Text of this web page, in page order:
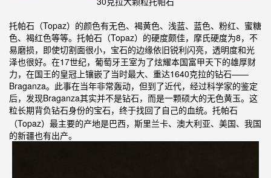
托帕石（Topaz）的颜色有无色、褐黄色、浅蓝、蓝色、粉红、蜜糖
色、褐红色等等。托帕石（Topaz）的硬度颇佳，摩氏硬度为8，不
易磨损，即使切割面很小，宝石的边缘依旧锐利闪亮，透明度和光
泽也很好。在17世纪，葡萄牙王室为了炫耀本国富甲天下的雄厚财
力，在国王的皇冠上镶嵌了当时最大、重达1640克拉的钻石——
Braganza。此事在当年非常轰动，但到了近代，经过科学家的鉴定
后，发现Braganza其实并不是钻石，而是一颗硕大的无色黄玉。这
粒长期背负钻石身份的宝石，终于找回了自己的血统。 托帕石
（Topaz）最主要的产地是巴西，斯里兰卡、澳大利亚、美国、我国
的新疆也有出产。